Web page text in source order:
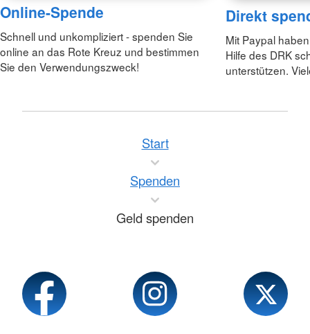
Online-Spende
Schnell und unkompliziert - spenden Sie
online an das Rote Kreuz und bestimmen
Sie den Verwendungszweck!
Direkt
Mit Paypal
Hilfe des DRK
unterstützen.
Start
Spenden
Geld spenden